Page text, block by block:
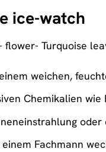
ice-watch
Turquoise
weichen,
Chemikalien
Fachmann